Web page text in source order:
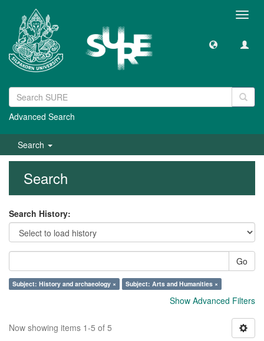
Advanced Search
Search
Search
Search History:
Go
Subject: History and archaeology × Subject: Arts and Humanities ×
Show Advanced Filters
Now showing items 1-5 of 5